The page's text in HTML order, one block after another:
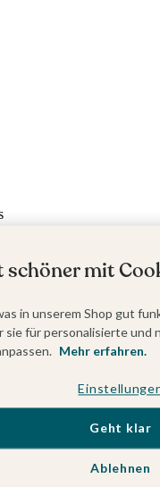
schöner mit
in unserem Shop gut
sie für personalisierte
Mehr erfahren.
Ablehnen
Geht klar